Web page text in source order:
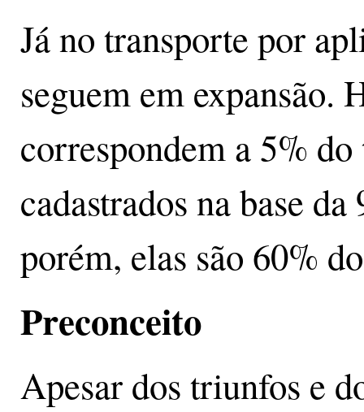
Já no transporte por
seguem em expansão.
correspondem a 5%
cadastrados na base
porém, elas são 60%
Preconceito
Apesar dos triunfos e